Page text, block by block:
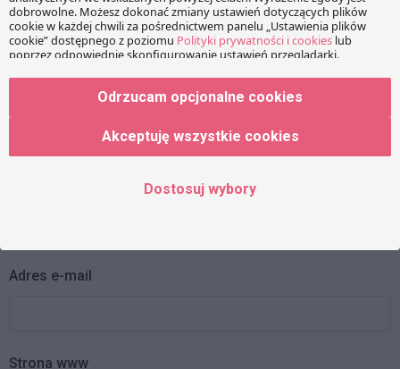
Wiadomość
Adres e-mail
Strona www
Odrzucam opcjonalne cookies
Akceptuję wszystkie cookies
Dostosuj wybory